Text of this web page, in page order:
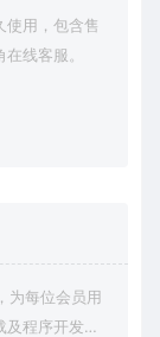
使用，包含售
线客服。
为每位会员用
程序开发服